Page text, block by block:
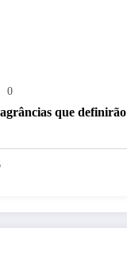
0
que definirão